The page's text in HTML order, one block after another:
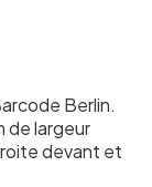
Berlin.
de largeur
devant et